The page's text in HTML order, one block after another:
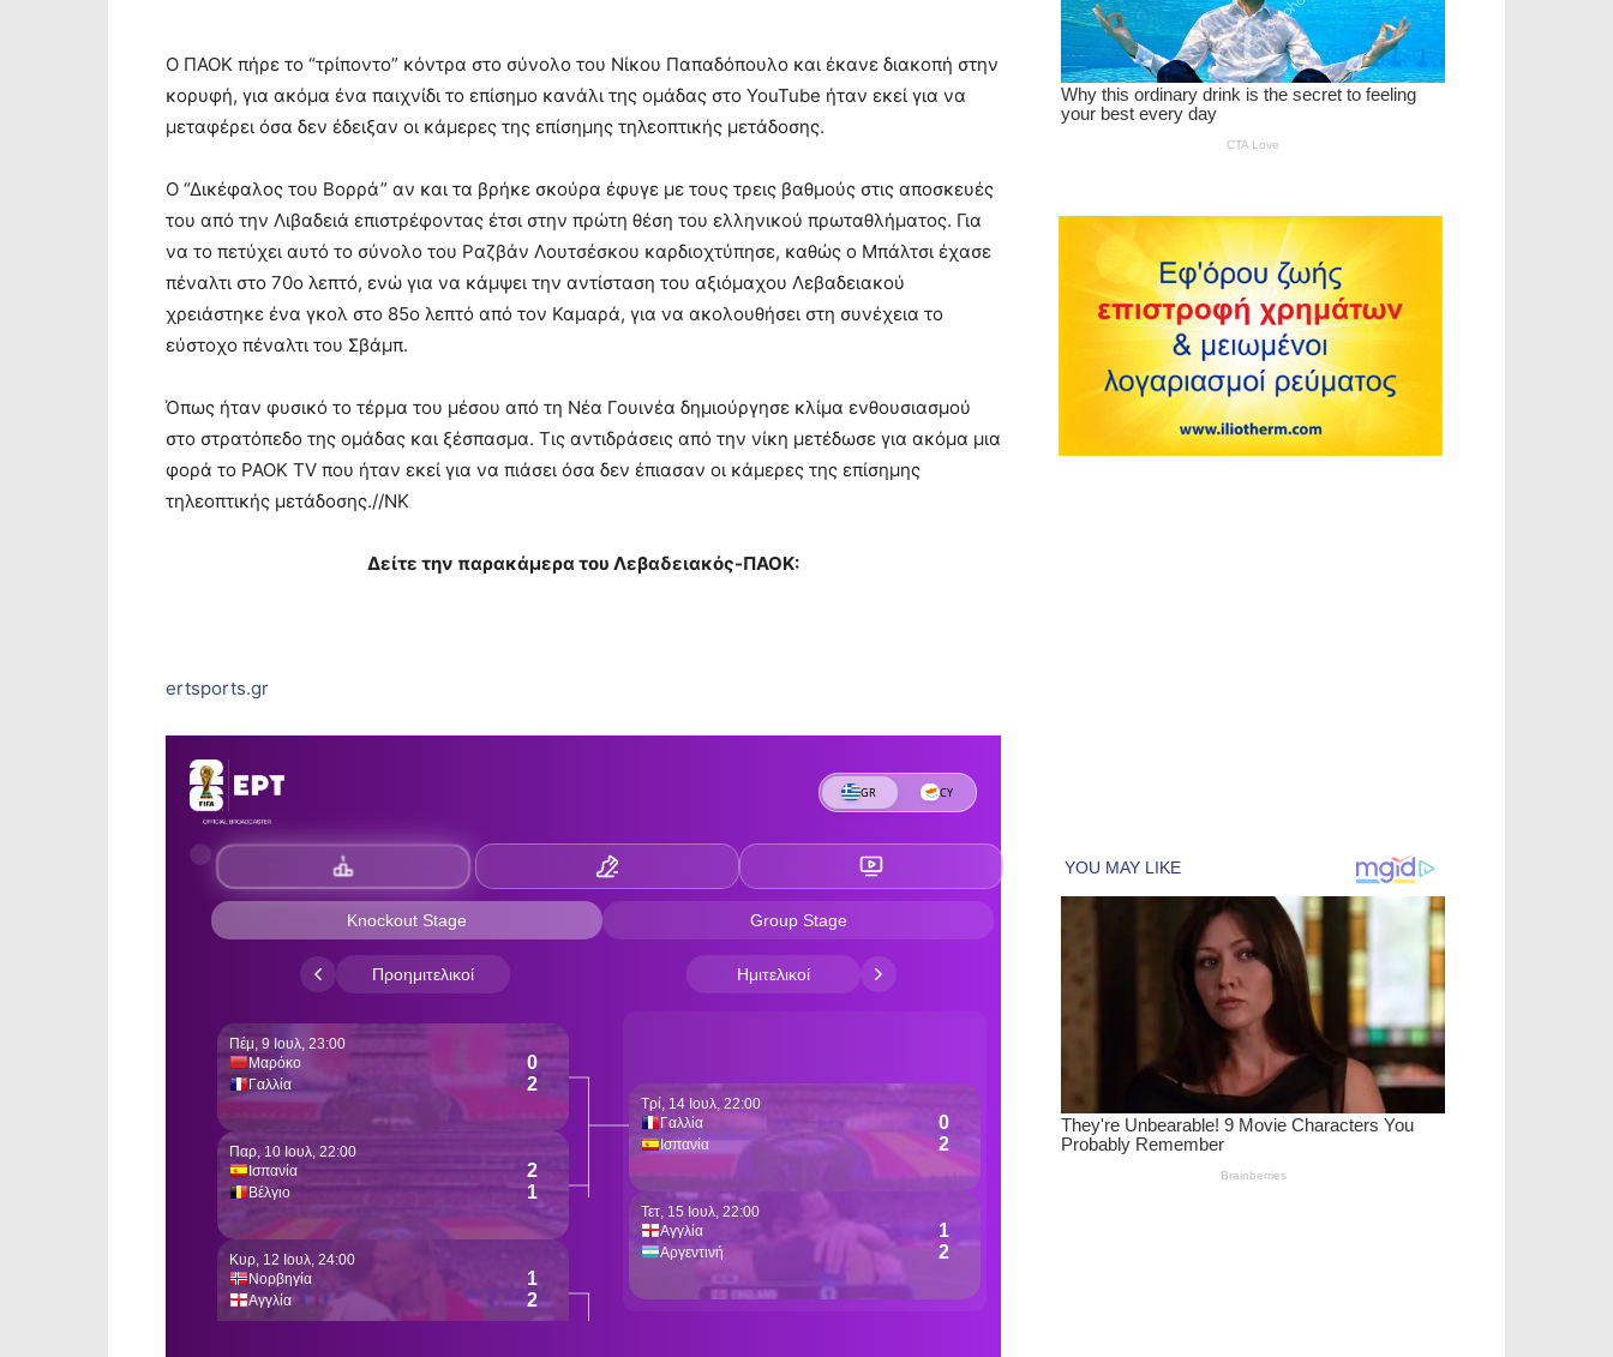
Ο ΠΑΟΚ πήρε το “τρίποντο” κόντρα στο σύνολο του Νίκου Παπαδόπουλο και έκανε διακοπή στην
κορυφή, για ακόμα ένα παιχνίδι το επίσημο κανάλι της ομάδας στο YouTube ήταν εκεί για να
μεταφέρει όσα δεν έδειξαν οι κάμερες της επίσημης τηλεοπτικής μετάδοσης.
Ο “Δικέφαλος του Βορρά” αν και τα βρήκε σκούρα έφυγε με τους τρεις βαθμούς στις αποσκευές
του από την Λιβαδειά επιστρέφοντας έτσι στην πρώτη θέση του ελληνικού πρωταθλήματος. Για
να το πετύχει αυτό το σύνολο του Ραζβάν Λουτσέσκου καρδιοχτύπησε, καθώς ο Μπάλτσι έχασε
πέναλτι στο 70ο λεπτό, ενώ για να κάμψει την αντίσταση του αξιόμαχου Λεβαδειακού
χρειάστηκε ένα γκολ στο 85ο λεπτό από τον Καμαρά, για να ακολουθήσει στη συνέχεια το
εύστοχο πέναλτι του Σβάμπ.
Όπως ήταν φυσικό το τέρμα του μέσου από τη Νέα Γουινέα δημιούργησε κλίμα ενθουσιασμού
στο στρατόπεδο της ομάδας και ξέσπασμα. Τις αντιδράσεις από την νίκη μετέδωσε για ακόμα μια
φορά το PAOK TV που ήταν εκεί για να πιάσει όσα δεν έπιασαν οι κάμερες της επίσημης
τηλεοπτικής μετάδοσης.//ΝΚ
Δείτε την παρακάμερα του Λεβαδειακός-ΠΑΟΚ:
ertsports.gr